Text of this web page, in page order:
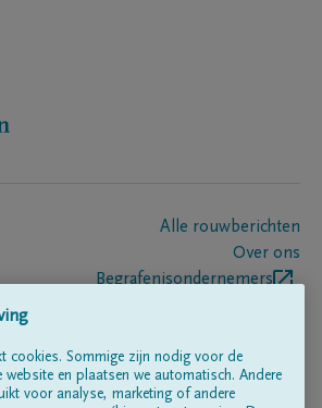
Alle rouwberichten
Over ons
Begrafenisondernemers
cookies. Sommige zijn nodig voor de
website en plaatsen we automatisch. Andere
voor analyse, marketing of andere